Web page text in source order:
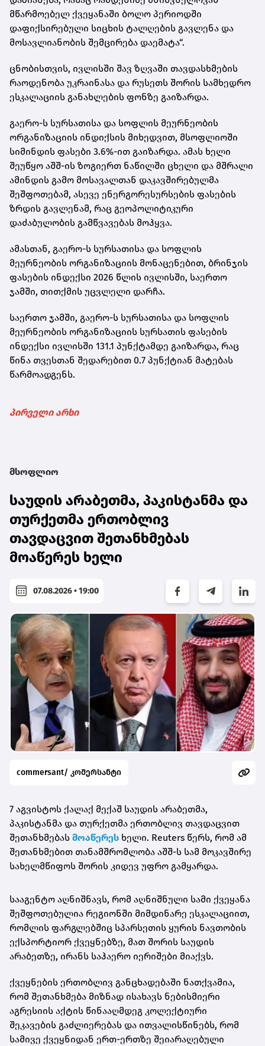
მწარმოებელ ქვეყანაში ბოლო პერიოდში
დაფიქსირებული სიცხის ტალღების გავლენა და
მოსავლიანობის შემცირება დაემატა“.
ცნობისთვის, ივლისში შავ ზღვაში თავდასხმების
რაოდენობა უკრაინასა და რუსეთს შორის სამხედრო
ესკალაციის განახლების ფონზე გაიზარდა.
გაერო-ს სურსათისა და სოფლის მეურნეობის
ორგანიზაციის ინდიქსის მიხედვით, მსოფლიოში
სიმინდის ფასები 3.6%-ით გაიზარდა. ამას ხელი
შეუწყო აშშ-ის ზოგიერთ ნაწილში ცხელი და მშრალი
ამინდის გამო მოსავალთან დაკავშირებულმა
შეშფოთებამ, ასევე ენერგორესურსების ფასების
ზრდის გავლენამ, რაც გეოპოლიტიკური
დაძაბულობის გამწვავებას მოჰყვა.
ამასთან, გაერო-ს სურსათისა და სოფლის
მეურნეობის ორგანიზაციის მონაცენებით, ბრინჯის
ფასების ინდექსი 2026 წლის ივლისში, საერთო
ჯამში, თითქმის უცვლელი დარჩა.
საერთო ჯამში, გაერო-ს სურსათისა და სოფლის
მეურნეობის ორგანიზაციის სურსათის ფასების
ინდექსი ივლისში 131.1 პუნქტამდე გაიზარდა, რაც
წინა თვესთან შედარებით 0.7 პუნქტიან მატებას
წარმოადგენს.
პირველი არხი
მსოფლიო
საუდის არაბეთმა, პაკისტანმა და
თურქეთმა ერთობლივ
თავდაცვით შეთანხმებას
მოაწერეს ხელი
07.08.2026 • 19:00
commersant/ კომერსანტი
7 აგვისტოს ქალაქ მექაშ საუდის არაბეთმა,
პაკისტანმა და თურქეთმა ერთობლივ თავდაცვით
შეთანხმებას მოაწერეს ხელი. Reuters წერს, რომ ამ
შეთანხმებით თანამშრომლობა აშშ-ს სამ მოკავშირე
სახელმწიფოს შორის კიდევ უფრო გამყარდა.
სააგენტო აღნიშნავს, რომ აღნიშნული სამი ქვეყანა
შეშფოთებულია რეგიონში მიმდინარე ესკალაციით,
რომლის ფარგლებშიც სპარსეთის ყურის ნავთობის
ექსპორტიორ ქვეყნებზე, მათ შორის საუდის
არაბეთზე, ირანს საჰაერო იერიშები მიაქვს.
ქვეყნების ერთობლივ განცხადებაში ნათქვამია,
რომ შეთანხმება მიზნად ისახავს ნებისმიერი
აგრესიის აქტის წინააღმდეგ კოლექტიური
შეკავების გაძლიერებას და ითვალისწინებს, რომ
სამივე ქვეყნიდან ერთ-ერთზე შეიარაღებული